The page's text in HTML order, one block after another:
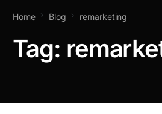
Home Blog remarketing
Tag: